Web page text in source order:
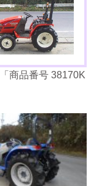
商品番号 38170K